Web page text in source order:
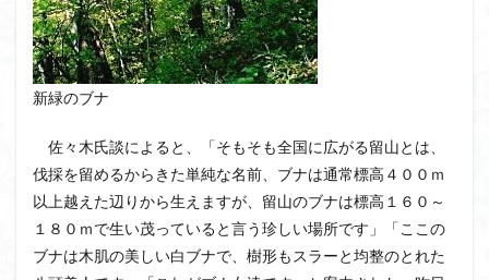
新緑のブナ
佐々木氏談によると、「そもそも全国に広がる留山とは、
伐採を留めるからきた単純な名前、ブナは通常標高４００ｍ
以上越えた辺りから生えますが、留山のブナは標高１６０～
１８０ｍで生い茂っていると言う珍しい場所です」「ここの
ブナは木肌の美しい白ブナで、樹形もスラーと均整のとれた
ジジ岩・ババ岩
タチツボスミレ
ダケガンバの倒木
タカネシオガマ
ダイヤモンド富士
ダイコンソウ
シロヤシオ
ジョシマート
ショウジョウバカマ
シャクナゲ
シモツケソウ
シヴァ神 キノコ狩り
シーク教
サンカヨウ
ザゼンソウ
コンロンソウ
コマクサ
コイワカガミ
コアジサイ